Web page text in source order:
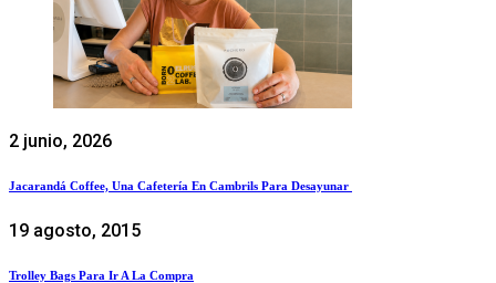
2 junio, 2026
Jacarandá Coffee, Una Cafetería En Cambrils Para Desayunar
19 agosto, 2015
Trolley Bags Para Ir A La Compra